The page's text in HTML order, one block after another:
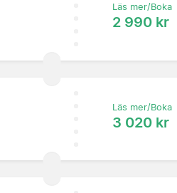
Läs mer/Boka
2 990 kr
Läs mer/Boka
3 020 kr